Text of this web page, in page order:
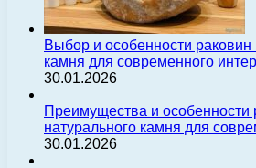
Выбор и особенности раковин
камня для современного
30.01.2026
Преимущества и особенности
натурального камня для
30.01.2026